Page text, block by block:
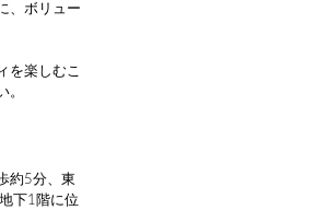
、ボリュー
を楽しむこ
。
約5分、東
下1階に位